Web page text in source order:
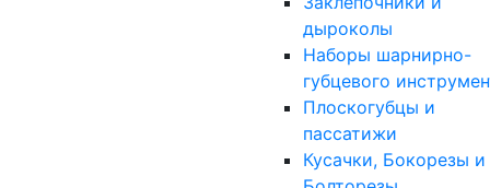
дыроколы
Наборы шарнирно-
губцевого
Плоскогубцы и
пассатижи
Кусачки, Бокорезы и